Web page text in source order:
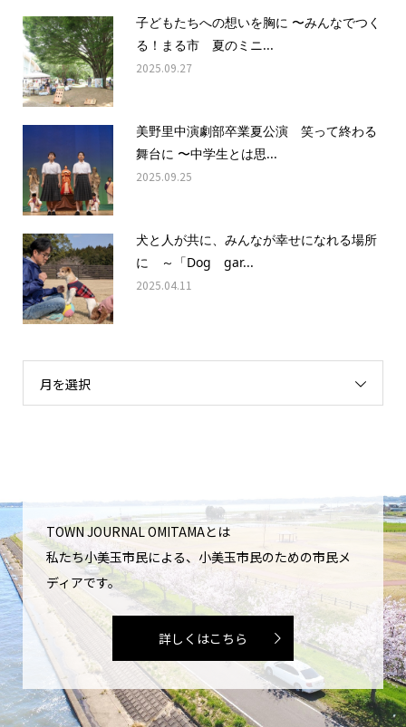
子どもたちへの想いを胸に 〜みんなでつく
る！まる市 夏のミニ...
2025.09.27
美野里中演劇部卒業夏公演 笑って終わる
舞台に 〜中学生とは思...
2025.09.25
犬と人が共に、みんなが幸せになれる場所
に ～「Dog gar...
2025.04.11
月を選択
TOWN JOURNAL OMITAMAとは
私たち小美玉市民による、小美玉市民のための市民メ
ディアです。
詳しくはこちら